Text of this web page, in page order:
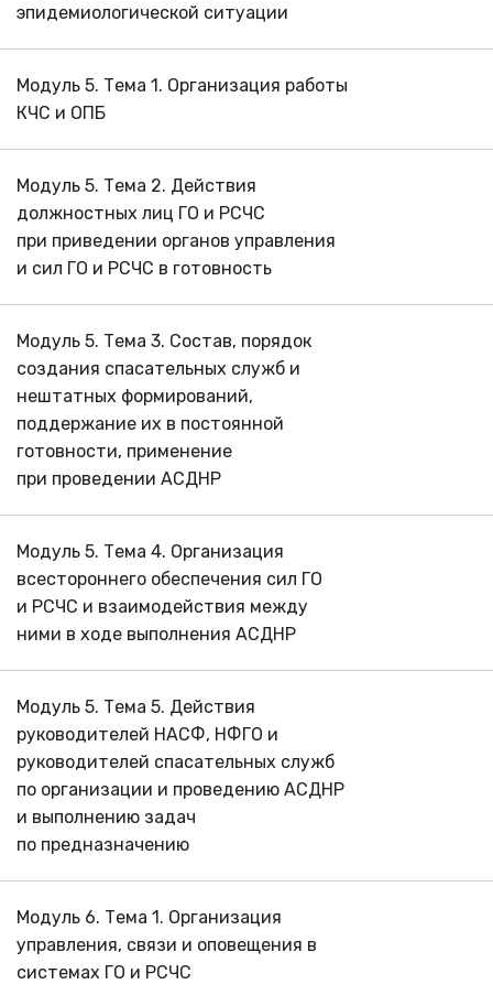
эпидемиологической ситуации
Модуль 5. Тема 1. Организация работы
КЧС и ОПБ
Модуль 5. Тема 2. Действия
должностных лиц ГО и РСЧС
при приведении органов управления
и сил ГО и РСЧС в готовность
Модуль 5. Тема 3. Состав, порядок
создания спасательных служб и
нештатных формирований,
поддержание их в постоянной
готовности, применение
при проведении АСДНР
Модуль 5. Тема 4. Организация
всестороннего обеспечения сил ГО
и РСЧС и взаимодействия между
ними в ходе выполнения АСДНР
Модуль 5. Тема 5. Действия
руководителей НАСФ, НФГО и
руководителей спасательных служб
по организации и проведению АСДНР
и выполнению задач
по предназначению
Модуль 6. Тема 1. Организация
управления, связи и оповещения в
системах ГО и РСЧС